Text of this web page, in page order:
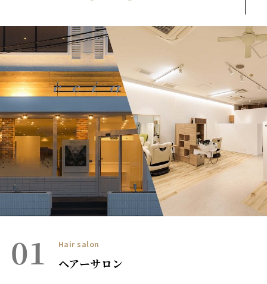
01 Hair salon
ヘアーサロン